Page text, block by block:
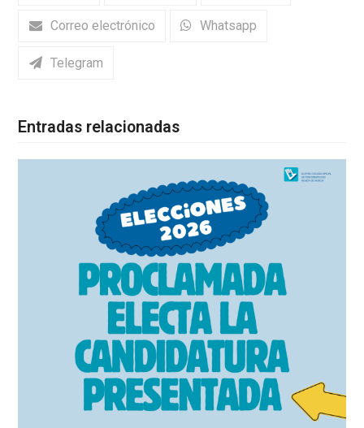
Correo electrónico Whatsapp
Telegram
Entradas relacionadas